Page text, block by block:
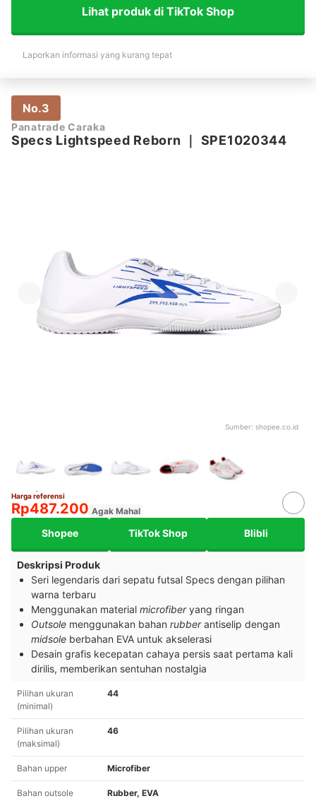
Lihat produk di TikTok Shop
Laporkan informasi yang kurang tepat
No.3
Panatrade Caraka
Specs Lightspeed Reborn SPE1020344
Sumber: shopee.co.id
Harga referensi
Rp487.200 Agak Mahal
Shopee TikTok Shop Blibli
Deskripsi Produk
Seri legendaris dari sepatu futsal Specs dengan pilihan
warna terbaru
Menggunakan material microfiberyang ringan
Outsole menggunakan bahan rubberantiselip dengan
midsole berbahan EVA untuk akselerasi
Desain grafis kecepatan cahaya persis saat pertama kali
dirilis, memberikan sentuhan nostalgia
Pilihan ukuran
(minimal)
44
Pilihan ukuran
(maksimal)
46
Bahan upper Microfiber
Bahan outsole Rubber, EVA